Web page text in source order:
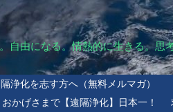
自由になる。情熱的に生きる。
浄化を志す方へ（無料メルマガ）
おかげさまで【遠隔浄化】日本一！